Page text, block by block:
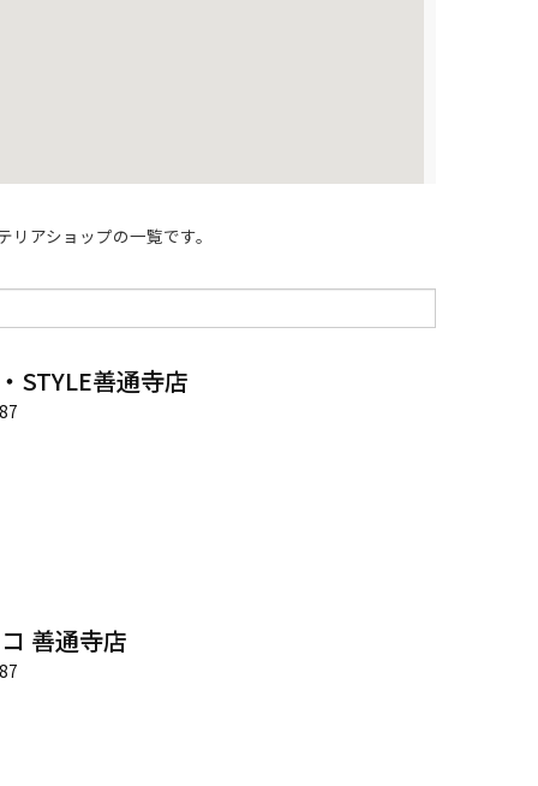
アショップの一覧です。
STYLE善通寺店
善通寺店